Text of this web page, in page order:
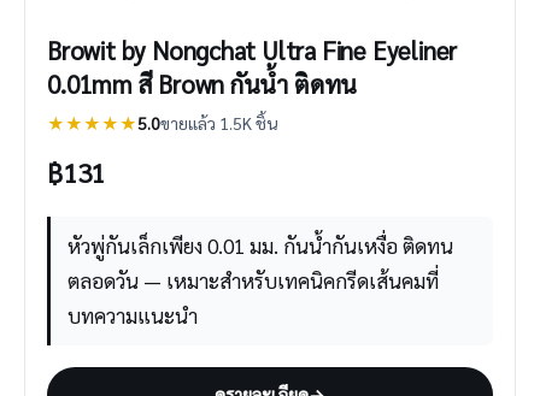
Browit by Nongchat Ultra Fine Eyeliner
0.01mm สี Brown กันน้ำ ติดทน
★★★★★5.0ขายแล้ว 1.5K ชิ้น
฿131
หัวพู่กันเล็กเพียง 0.01 มม. กันน้ำกันเหงื่อ ติดทน
ตลอดวัน — เหมาะสำหรับเทคนิคกรีดเส้นคมที่
บทความแนะนำ